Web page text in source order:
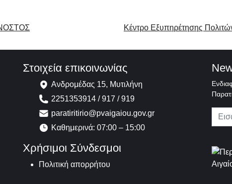
ΝΟΣΤΟΣ Κέντρο Εξυπηρέτησης
Στοιχεία επικοινωνίας
Ανδρομέδας 15, Μυτιλήνη
2251353914 / 917 / 919
paratiritirio@pvaigaiou.gov.gr
Καθημερινά: 07:00 – 15:00
Χρήσιμοι Σύνδεσμοι
Πολιτική απορρήτου